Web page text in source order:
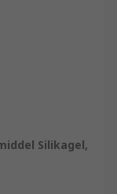
Silikagel,